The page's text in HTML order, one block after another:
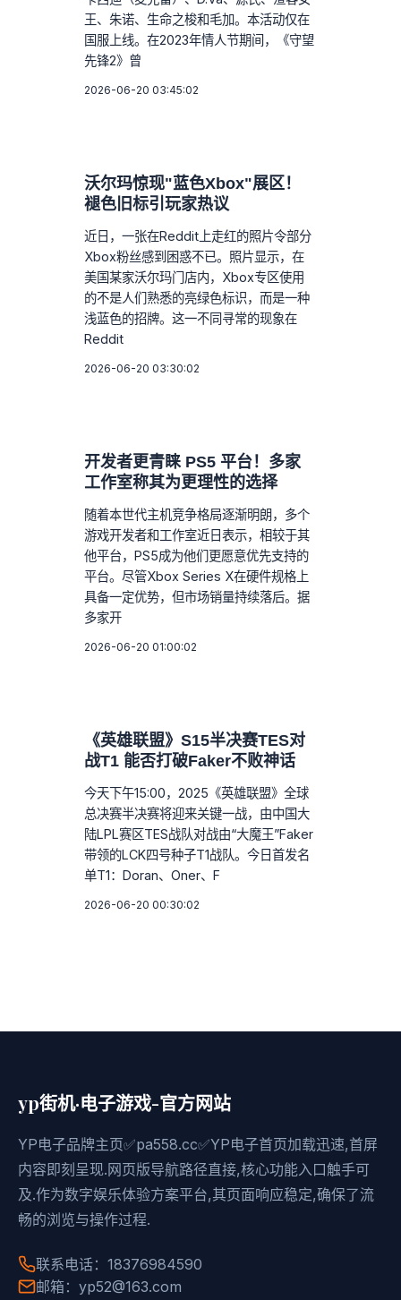
王、朱诺、生命之梭和毛加。本活动仅在
国服上线。在2023年情人节期间，《守望
先锋2》曾
2026-06-20 03:45:02
沃尔玛惊现"蓝色Xbox"展区！
褪色旧标引玩家热议
近日，一张在Reddit上走红的照片令部分
Xbox粉丝感到困惑不已。照片显示，在
美国某家沃尔玛门店内，Xbox专区使用
的不是人们熟悉的亮绿色标识，而是一种
浅蓝色的招牌。这一不同寻常的现象在
Reddit
2026-06-20 03:30:02
开发者更青睐 PS5 平台！多家
工作室称其为更理性的选择
随着本世代主机竞争格局逐渐明朗，多个
游戏开发者和工作室近日表示，相较于其
他平台，PS5成为他们更愿意优先支持的
平台。尽管Xbox Series X在硬件规格上
具备一定优势，但市场销量持续落后。据
多家开
2026-06-20 01:00:02
《英雄联盟》S15半决赛TES对
战T1 能否打破Faker不败神话
今天下午15:00，2025《英雄联盟》全球
总决赛半决赛将迎来关键一战，由中国大
陆LPL赛区TES战队对战由“大魔王”Faker
带领的LCK四号种子T1战队。今日首发名
单T1：Doran、Oner、F
2026-06-20 00:30:02
yp街机·电子游戏-官方网站
YP电子品牌主页✅pa558.cc✅YP电子首页加载迅速,首屏
内容即刻呈现.网页版导航路径直接,核心功能入口触手可
及.作为数字娱乐体验方案平台,其页面响应稳定,确保了流
畅的浏览与操作过程.
联系电话：18376984590
邮箱：yp52@163.com